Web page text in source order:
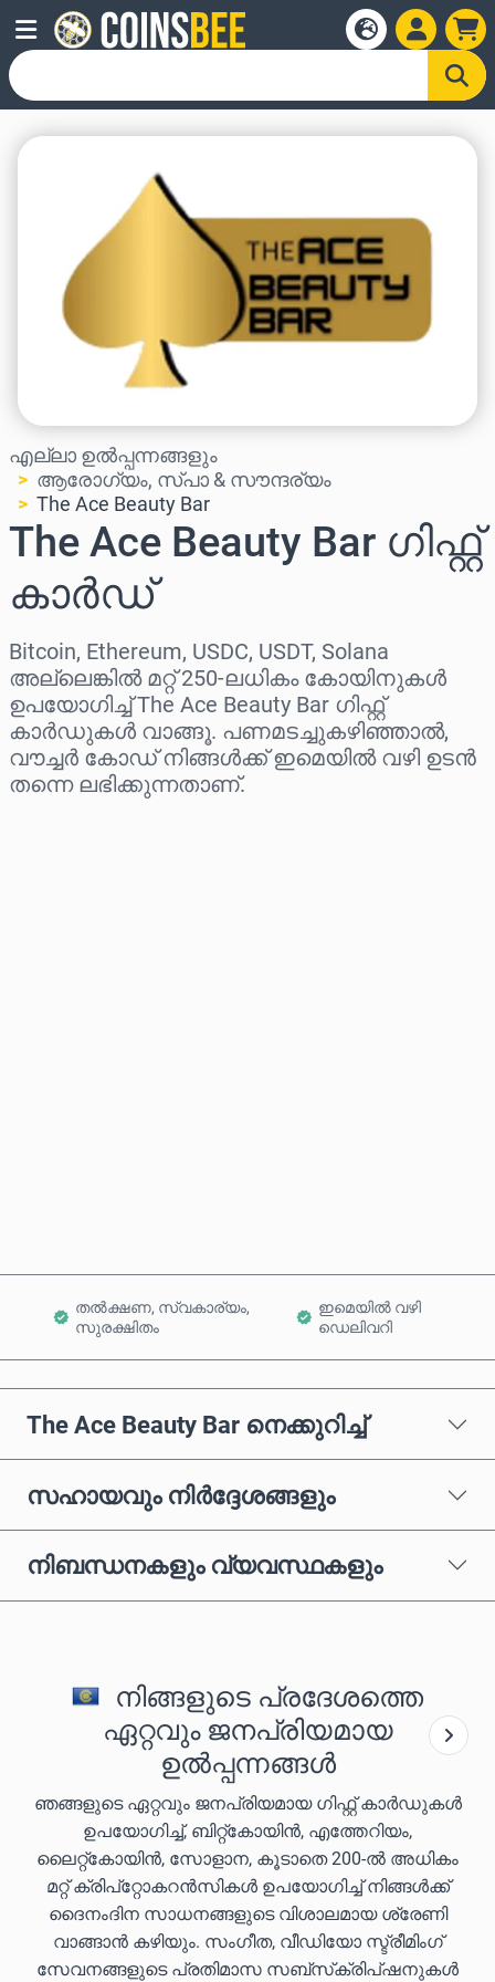
എല്ലാ ഉൽപ്പന്നങ്ങളും
ആരോഗ്യം, സ്പാ & സൗന്ദര്യം
The Ace Beauty Bar
The Ace Beauty Bar ഗിഫ്റ്റ്
കാർഡ്
Bitcoin, Ethereum, USDC, USDT, Solana
അല്ലെങ്കിൽ മറ്റ് 250-ലധികം കോയിനുകൾ
ഉപയോഗിച്ച് The Ace Beauty Bar ഗിഫ്റ്റ്
കാർഡുകൾ വാങ്ങൂ. പണമടച്ചുകഴിഞ്ഞാൽ,
വൗച്ചർ കോഡ് നിങ്ങൾക്ക് ഇമെയിൽ വഴി ഉടൻ
തന്നെ ലഭിക്കുന്നതാണ്.
തൽക്ഷണ, സ്വകാര്യം,
സുരക്ഷിതം
ഇമെയിൽ വഴി
ഡെലിവറി
The Ace Beauty Bar നെക്കുറിച്ച്
സഹായവും നിർദ്ദേശങ്ങളും
നിബന്ധനകളും വ്യവസ്ഥകളും
നിങ്ങളുടെ പ്രദേശത്തെ
ഏറ്റവും ജനപ്രിയമായ
ഉൽപ്പന്നങ്ങൾ
ഞങ്ങളുടെ ഏറ്റവും ജനപ്രിയമായ ഗിഫ്റ്റ് കാർഡുകൾ
ഉപയോഗിച്ച്, ബിറ്റ്കോയിൻ, എത്തേറിയം,
ലൈറ്റ്കോയിൻ, സോളാന, കൂടാതെ 200-ൽ അധികം
മറ്റ് ക്രിപ്‌റ്റോകറൻസികൾ ഉപയോഗിച്ച് നിങ്ങൾക്ക്
ദൈനംദിന സാധനങ്ങളുടെ വിശാലമായ ശ്രേണി
വാങ്ങാൻ കഴിയും. സംഗീത, വീഡിയോ സ്ട്രീമിംഗ്
സേവനങ്ങളുടെ പ്രതിമാസ സബ്‌സ്‌ക്രിപ്‌ഷനുകൾ